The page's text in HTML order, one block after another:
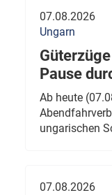
07.08.2026
Ungarn
Pause
Ab heute
ungarischen
07.08.2026